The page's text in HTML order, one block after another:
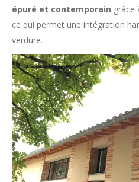
épuré et contemporain grâce
ce qui permet une intégration
verdure.